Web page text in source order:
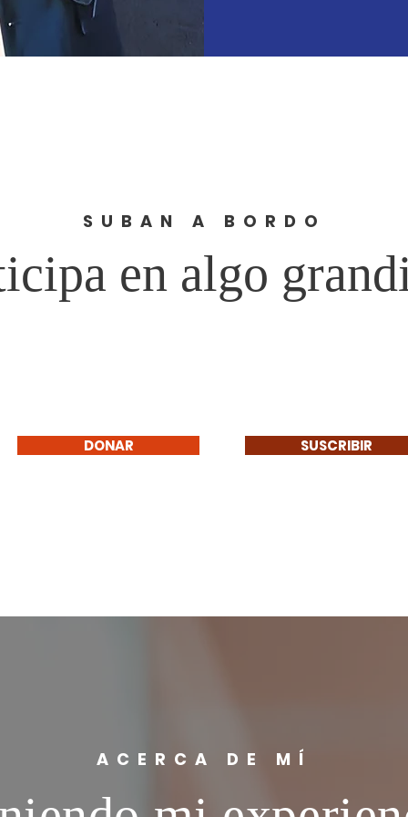
SUBAN A BORDO
en algo
DONAR SUSCRIBIR
ACERCA DE MÍ